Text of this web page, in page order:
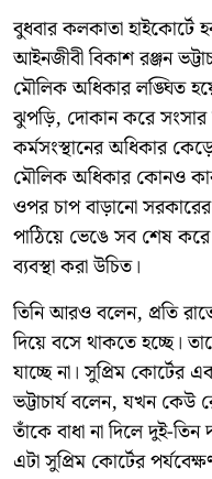
বুধবার কলকাতা হাইকোর্টে
আইনজীবী বিকাশ রঞ্জন
মৌলিক অধিকার লঙ্ঘিত
ঝুপড়ি, দোকান করে সংসার
কর্মসংস্থানের অধিকার
মৌলিক অধিকার কোনও
ওপর চাপ বাড়ানো
পাঠিয়ে ভেঙে সব শেষ
ব্যবস্থা করা উচিত।
তিনি আরও বলেন, প্রতি
দিয়ে বসে থাকতে হচ্ছে।
যাচ্ছে না। সুপ্রিম কোর্টের
ভট্টাচার্য বলেন, যখন
তাঁকে বাধা না দিলে দুই-
এটা সুপ্রিম কোর্টের